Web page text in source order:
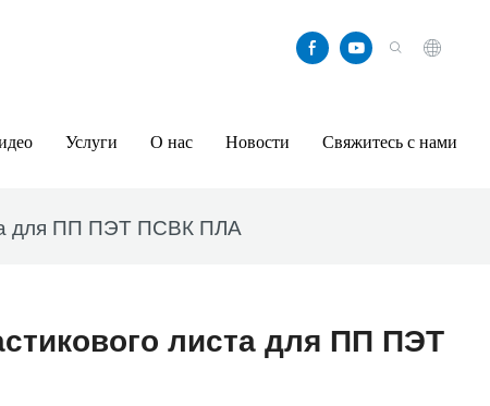
Услуги О нас Новости Свяжитесь с нами
для ПП ПЭТ ПСВК ПЛА
листа для ПП ПЭТ